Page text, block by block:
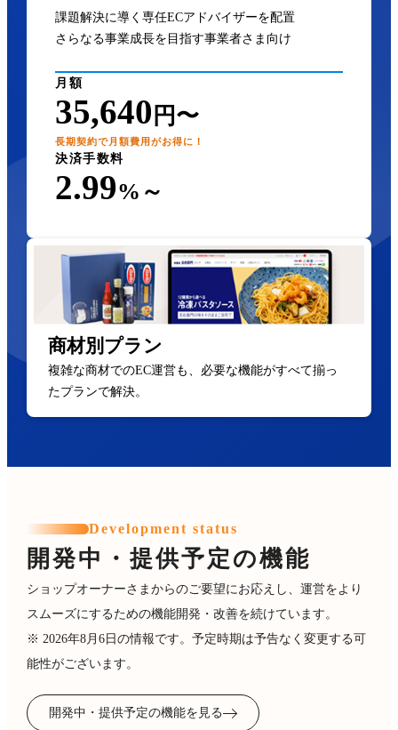
課題解決に導く専任ECアドバイザーを配置
さらなる事業成長を目指す事業者さま向け
月額
35,640 円〜
長期契約で月額費用がお得に！
決済手数料
2.99%～
商材別プラン
複雑な商材でのEC運営も、必要な機能がすべて揃っ
たプランで解決。
Development status
開発中・提供予定の機能
ショップオーナーさまからのご要望にお応えし、運営をより
スムーズにするための機能開発・改善を続けています。
※ 2026年8月6日の情報です。予定時期は予告なく変更する可
能性がございます。
開発中・提供予定の機能を見る